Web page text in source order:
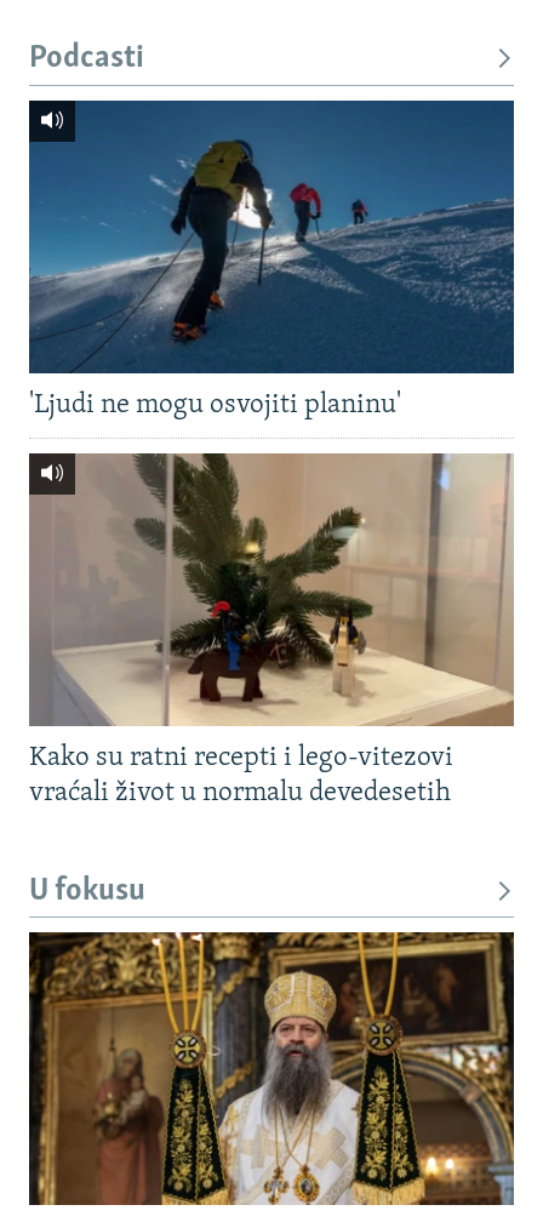
Podcasti
'Ljudi ne mogu osvojiti planinu'
Kako su ratni recepti i lego-vitezovi
vraćali život u normalu devedesetih
U fokusu